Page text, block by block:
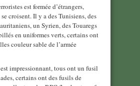
est formée d’étrangers,
croisent. Il y a des Tunisiens, des
un Syrien, des Touaregs
en uniformes verts, certains ont
couleur sable de l’armée
impressionnant, tous ont un fusil
certains ont des fusils de